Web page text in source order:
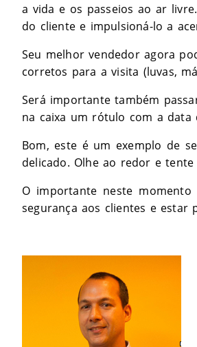
a vida e os passeios ao ar
do cliente e impulsioná-lo a
Seu melhor vendedor agora
corretos para a visita (luvas,
Será importante também
na caixa um rótulo com a data
Bom, este é um exemplo de
delicado. Olhe ao redor e
O importante neste
segurança aos clientes e estar